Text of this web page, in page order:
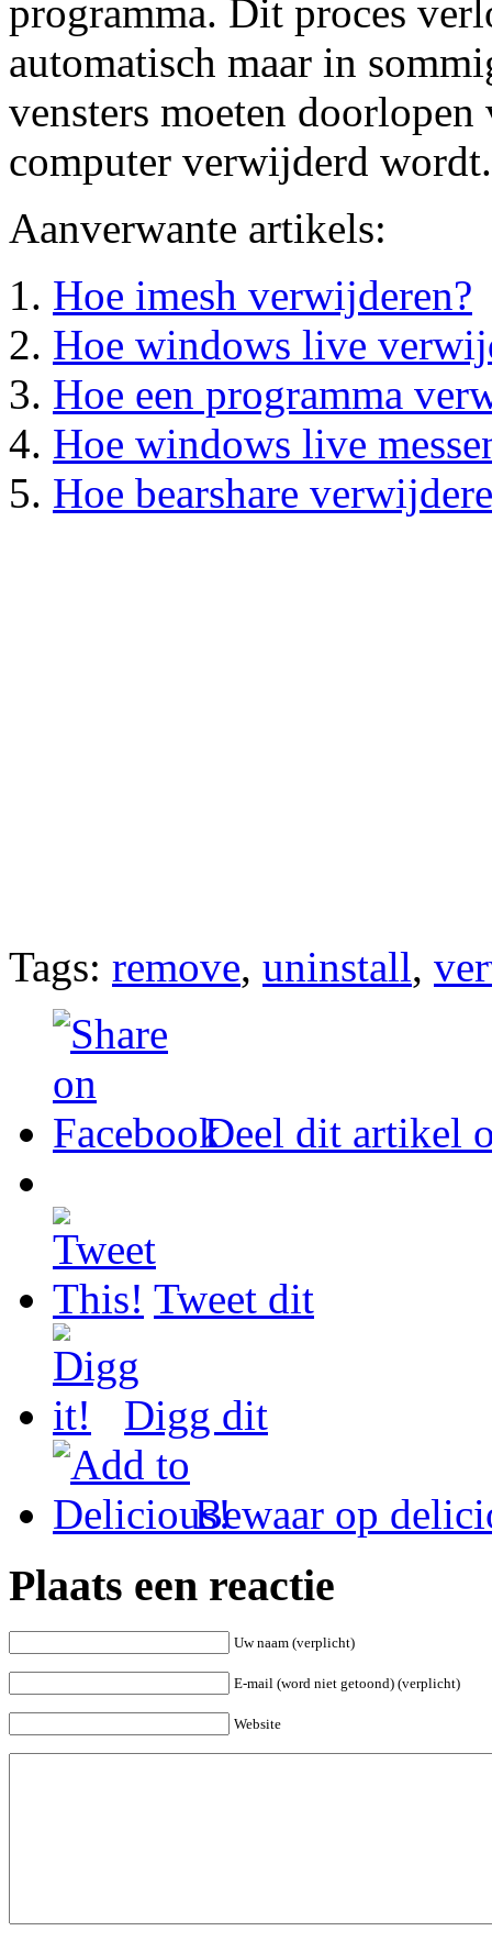
programma. Dit proces
automatisch maar in
vensters moeten
computer verwijderd wordt.
Aanverwante artikels:
Hoe imesh verwijderen?
Hoe windows live
Hoe een programma
Hoe windows live
Hoe bearshare
Tags: remove, uninstall,
Deel dit artikel
Tweet dit
Digg dit
Bewaar op
Plaats een reactie
Uw naam (verplicht)
E-mail (word niet getoond) (verplicht)
Website